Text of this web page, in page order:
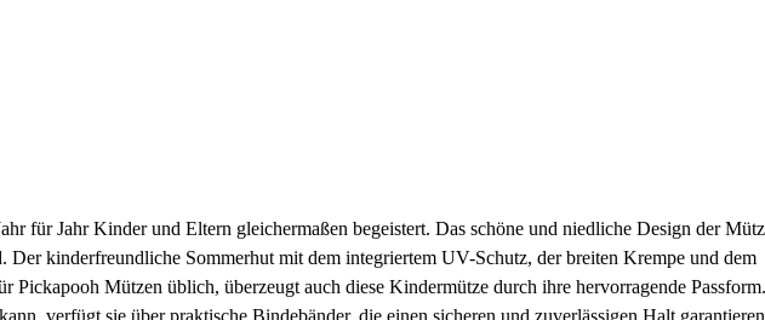
für Jahr Kinder und Eltern gleichermaßen begeistert. Das schöne und niedliche Design der
kinderfreundliche Sommerhut mit dem integriertem UV-Schutz, der breiten Krempe und dem
Mützen üblich, überzeugt auch diese Kindermütze durch ihre hervorragende Passform.
verfügt sie über praktische Bindebänder, die einen sicheren und zuverlässigen Halt